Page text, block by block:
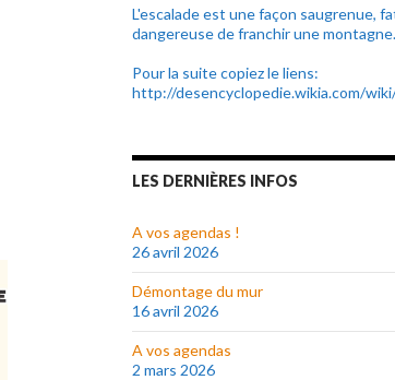
L'escalade est une façon saugrenue,
dangereuse de franchir une montagne.
Pour la suite copiez le liens:
http://desencyclopedie.wikia.com/
LES DERNIÈRES INFOS
A vos agendas !
26 avril 2026
Démontage du mur
16 avril 2026
A vos agendas
2 mars 2026